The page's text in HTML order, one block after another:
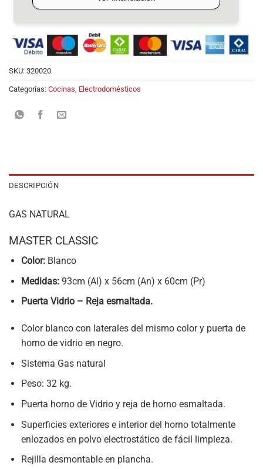
SKU: 320020
Categorías: Cocinas Electrodomésticos
DESCRIPCIÓN
GAS NATURAL
MASTER CLASSIC
Color:Blanco
Medidas:93cm (Al) x 56cm (An) x 60cm (Pr)
Puerta Vidrio – Reja esmaltada.
Color blanco con laterales del mismo color y puerta de
horno de vidrio en negro.
Sistema Gas natural
Peso: 32 kg.
Puerta horno de Vidrio y reja de horno esmaltada.
Superficies exteriores e interior del horno totalmente
enlozados en polvo electrostático de fácil limpieza.
Rejilla desmontable en plancha.